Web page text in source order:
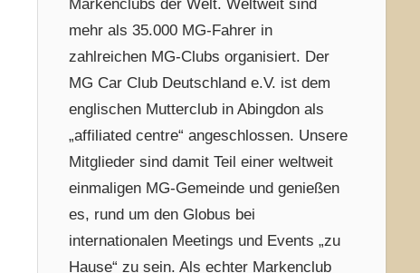
Markenclubs der Welt. Weltweit sind
mehr als 35.000 MG-Fahrer in
zahlreichen MG-Clubs organisiert. Der
MG Car Club Deutschland e.V. ist dem
englischen Mutterclub in Abingdon als
„affiliated centre“ angeschlossen. Unsere
Mitglieder sind damit Teil einer weltweit
einmaligen MG-Gemeinde und genießen
es, rund um den Globus bei
internationalen Meetings und Events „zu
Hause“ zu sein. Als echter Markenclub